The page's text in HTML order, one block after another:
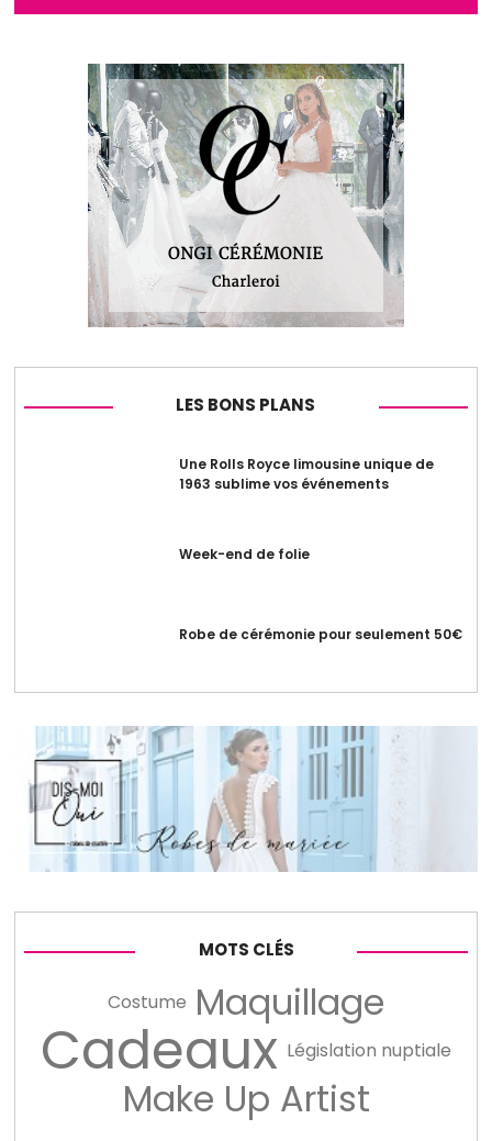
LES BONS PLANS
Une Rolls Royce limousine unique de
1963 sublime vos événements
Week-end de folie
Robe de cérémonie pour seulement 50€
MOTS CLÉS
Costume Maquillage
Cadeaux Législation nuptiale
Make Up Artist